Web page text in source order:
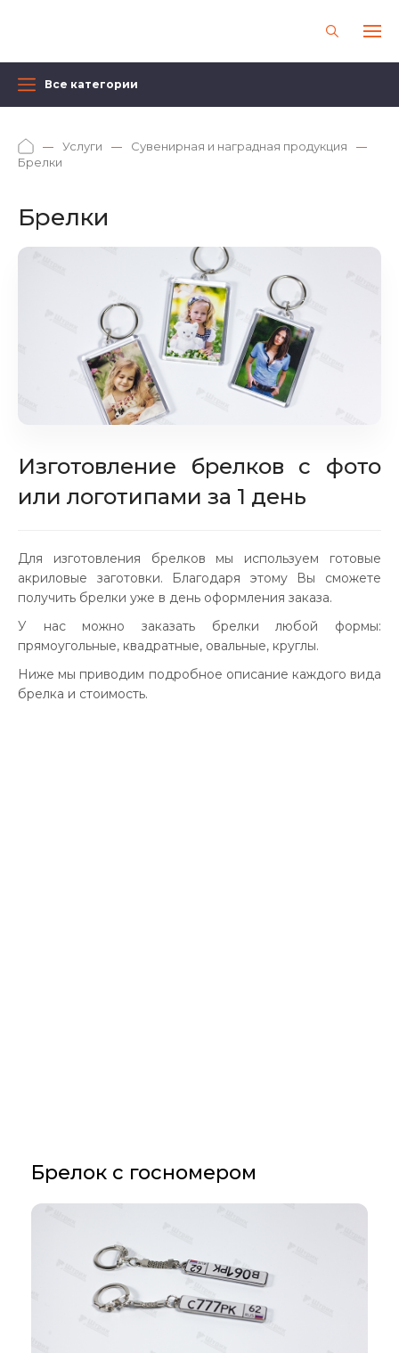
Все категории
Услуги
Сувенирная и наградная продукция
Брелки
Брелки
Изготовление брелков с фото
или логотипами за 1 день
Для изготовления брелков мы используем готовые
акриловые заготовки. Благодаря этому Вы сможете
получить брелки уже в день оформления заказа.
У нас можно заказать брелки любой формы:
прямоугольные, квадратные, овальные, круглы.
Ниже мы приводим подробное описание каждого вида
брелка и стоимость.
Брелок с госномером